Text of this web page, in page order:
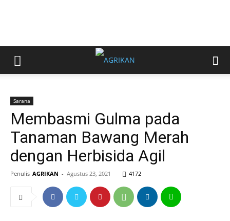
Sarana
Membasmi Gulma pada
Tanaman Bawang Merah
dengan Herbisida Agil
Penulis AGRIKAN - Agustus 23, 2021 4172